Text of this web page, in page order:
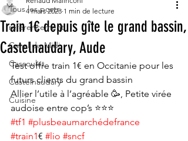
Tous les posts
référencement
Canal du Midi
Cassoulet
Castelnaudary
Cuisine
Train 1€ depuis gîte le grand bassin,
Castelnaudary, Aude
4 mars 2023 1 min de lecture
Test offre train 1€ en Occitanie pour les
futurs clients du grand bassin
Allier l’utile à l’agréable 🥳, Petite virée
audoise entre cop’s ⭐️⭐️⭐️
#tf1 #plusbeaumarchédefrance
#train1€ #lio #sncf